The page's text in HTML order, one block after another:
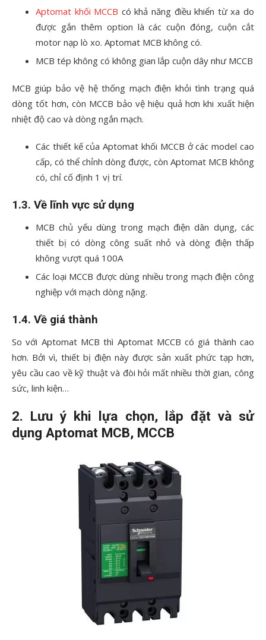
Aptomat khối MCCB có khả năng điều khiển từ xa do
được gắn thêm option là các cuộn đóng, cuộn cắt
motor nạp lò xo. Aptomat MCB không có.
MCB tép không có không gian lắp cuộn dây như MCCB
MCB giúp bảo vệ hệ thống mạch điện khỏi tình trạng quá
dòng tốt hơn, còn MCCB bảo vệ hiệu quả hơn khi xuất hiện
nhiệt độ cao và dòng ngắn mạch.
Các thiết kế của Aptomat khối MCCB ở các model cao
cấp, có thể chỉnh dòng được, còn Aptomat MCB không
có, chỉ cố định 1 vị trí.
1.3. Về lĩnh vực sử dụng
MCB chủ yếu dùng trong mạch điện dân dụng, các
thiết bị có dòng công suất nhỏ và dòng điện thấp
không vượt quá 100A
Các loại MCCB được dùng nhiều trong mạch điện công
nghiệp với mạch dòng nặng.
1.4. Về giá thành
So với Aptomat MCB thì Aptomat MCCB có giá thành cao
hơn. Bởi vì, thiết bị điện này được sản xuất phức tạp hơn,
yêu cầu cao về kỹ thuật và đòi hỏi mất nhiều thời gian, công
sức, linh kiện…
2. Lưu ý khi lựa chọn, lắp đặt và sử
dụng Aptomat MCB, MCCB